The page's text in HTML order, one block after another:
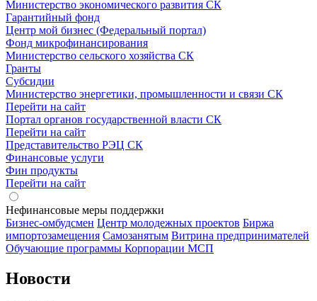
Министерство экономического развития СК
Гарантийный фонд
Центр мой бизнес (Федеральный портал)
Фонд микрофинансирования
Министерство сельского хозяйства СК
Гранты
Субсидии
Министерство энергетики, промышленности и связи СК
Перейти на сайт
Портал органов государственной власти СК
Перейти на сайт
Представительство РЭЦ СК
Финансовые услуги
Фин продукты
Перейти на сайт
Нефинансовые меры поддержки
Бизнес-омбудсмен Центр молодежных проектов Биржа
импортозамещения Cамозанятым Витрина предпринимателей
Обучающие программы Корпорации МСП
Новости